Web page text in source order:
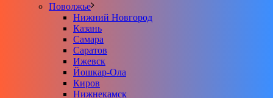
Поволжье
Нижний Новгород
Казань
Самара
Саратов
Ижевск
Йошкар-Ола
Киров
Нижнекамск